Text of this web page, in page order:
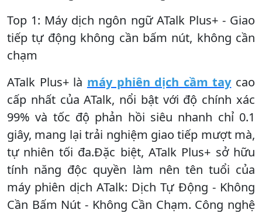
Top 1: Máy dịch ngôn ngữ ATalk Plus+ - Giao
tiếp tự động không cần bấm nút, không cần
chạm
ATalk Plus+ là máy phiên dịch cầm taycao
cấp nhất của ATalk, nổi bật với độ chính xác
99% và tốc độ phản hồi siêu nhanh chỉ 0.1
giây, mang lại trải nghiệm giao tiếp mượt mà,
tự nhiên tối đa.Đặc biệt, ATalk Plus+ sở hữu
tính năng độc quyền làm nên tên tuổi của
máy phiên dịch ATalk: Dịch Tự Động - Không
Cần Bấm Nút - Không Cần Chạm. Công nghệ